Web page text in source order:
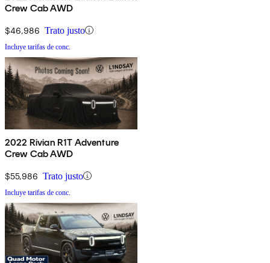
Crew Cab AWD
$46,986 Trato justo
Incluye tarifas de conc.
2022 Rivian R1T Adventure
Crew Cab AWD
$55,986 Trato justo
Incluye tarifas de conc.